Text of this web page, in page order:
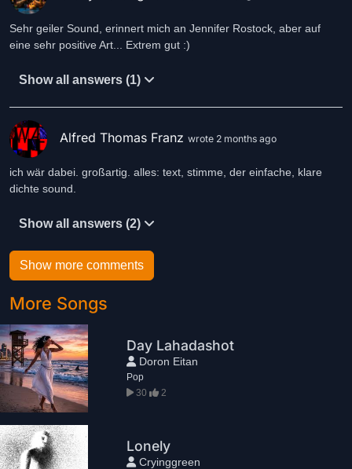
Sehr geiler Sound, erinnert mich an Jennifer Rostock, aber auf
eine sehr positive Art... Extrem gut :)
Show all answers (1)
Alfred Thomas Franz wrote 2 months ago
ich wär dabei. großartig. alles: text, stimme, der einfache, klare
dichte sound.
Show all answers (2)
Show more comments
More Songs
Day Lahadashot
Doron Eitan
Pop
30
2
Lonely
Cryinggreen